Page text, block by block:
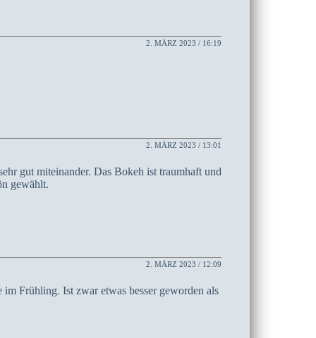
2. MÄRZ 2023 / 16:19
2. MÄRZ 2023 / 13:01
gut miteinander. Das Bokeh ist traumhaft und
gewählt.
2. MÄRZ 2023 / 12:09
Frühling. Ist zwar etwas besser geworden als